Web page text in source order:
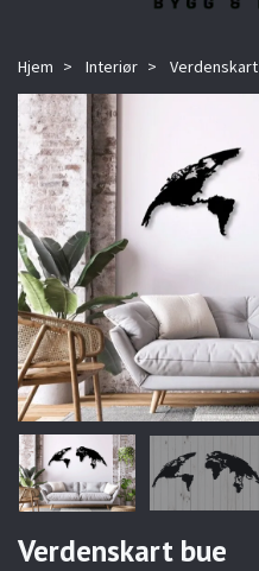
Hjem Interiør Verdenskart
Verdenskart bue